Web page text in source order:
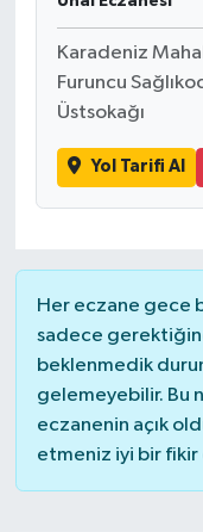
Karadeniz
Furuncu
Üstsokağı
Yol Tarifi Al
Her eczane gece
sadece
beklenmedik
gelemeyebilir. Bu
eczanenin açık
etmeniz iyi bir fikir